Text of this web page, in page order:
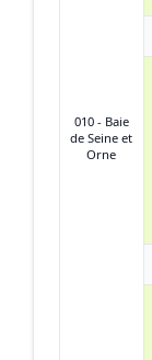
010 - Baie
de Seine et
Orne